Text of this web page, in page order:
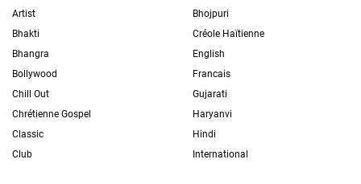
Artist
Bhakti
Bhangra
Bollywood
Chill Out
Chrétienne Gospel
Classic
Club
Bhojpuri
Créole Haïtienne
English
Francais
Gujarati
Haryanvi
Hindi
International